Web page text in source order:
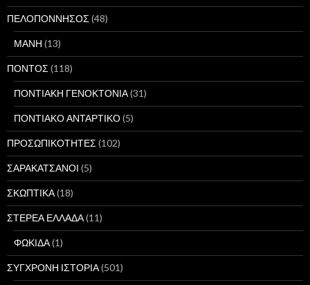
ΠΕΛΟΠΟΝΝΗΣΟΣ (48)
ΜΑΝΗ (13)
ΠΟΝΤΟΣ (118)
ΠΟΝΤΙΑΚΗ ΓΕΝΟΚΤΟΝΙΑ(31)
ΠΟΝΤΙΑΚΟ ΑΝΤΑΡΤΙΚΟ(5)
ΠΡΟΣΩΠΙΚΟΤΗΤΕΣ (102)
ΣΑΡΑΚΑΤΣΑΝΟΙ (5)
ΣΚΩΠΤΙΚΑ(18)
ΣΤΕΡΕΑ ΕΛΛΑΔΑ(11)
ΦΩΚΙΔΑ(1)
ΣΥΓΧΡΟΝΗ ΙΣΤΟΡΙΑ(501)